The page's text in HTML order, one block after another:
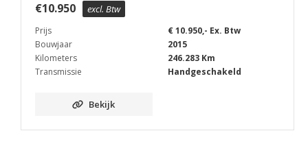
€10.950 excl. Btw
Prijs
€ 10.950,- Ex. Btw
Bouwjaar
2015
Kilometers
246.283 Km
Transmissie
Handgeschakeld
Bekijk